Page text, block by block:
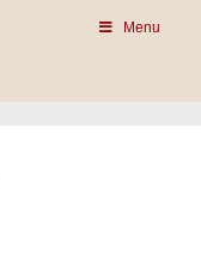
Menu